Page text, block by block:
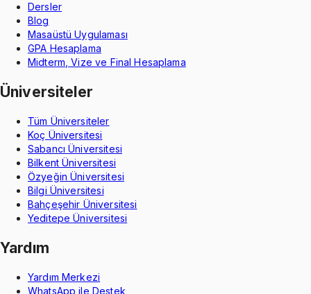
Dersler
Blog
Masaüstü Uygulaması
GPA Hesaplama
Midterm, Vize ve Final Hesaplama
Üniversiteler
Tüm Üniversiteler
Koç Üniversitesi
Sabancı Üniversitesi
Bilkent Üniversitesi
Özyeğin Üniversitesi
Bilgi Üniversitesi
Bahçeşehir Üniversitesi
Yeditepe Üniversitesi
Yardım
Yardım Merkezi
WhatsApp ile Destek